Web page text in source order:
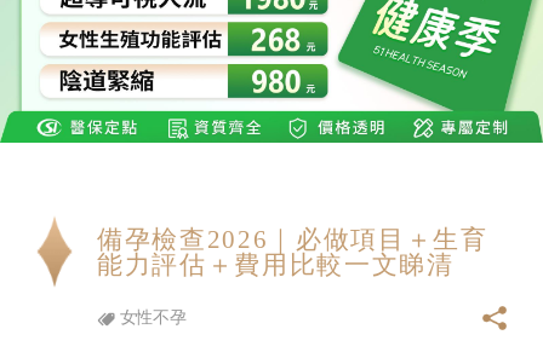
備孕檢查2026｜必做項目＋生育
能力評估＋費用比較一文睇清
女性不孕